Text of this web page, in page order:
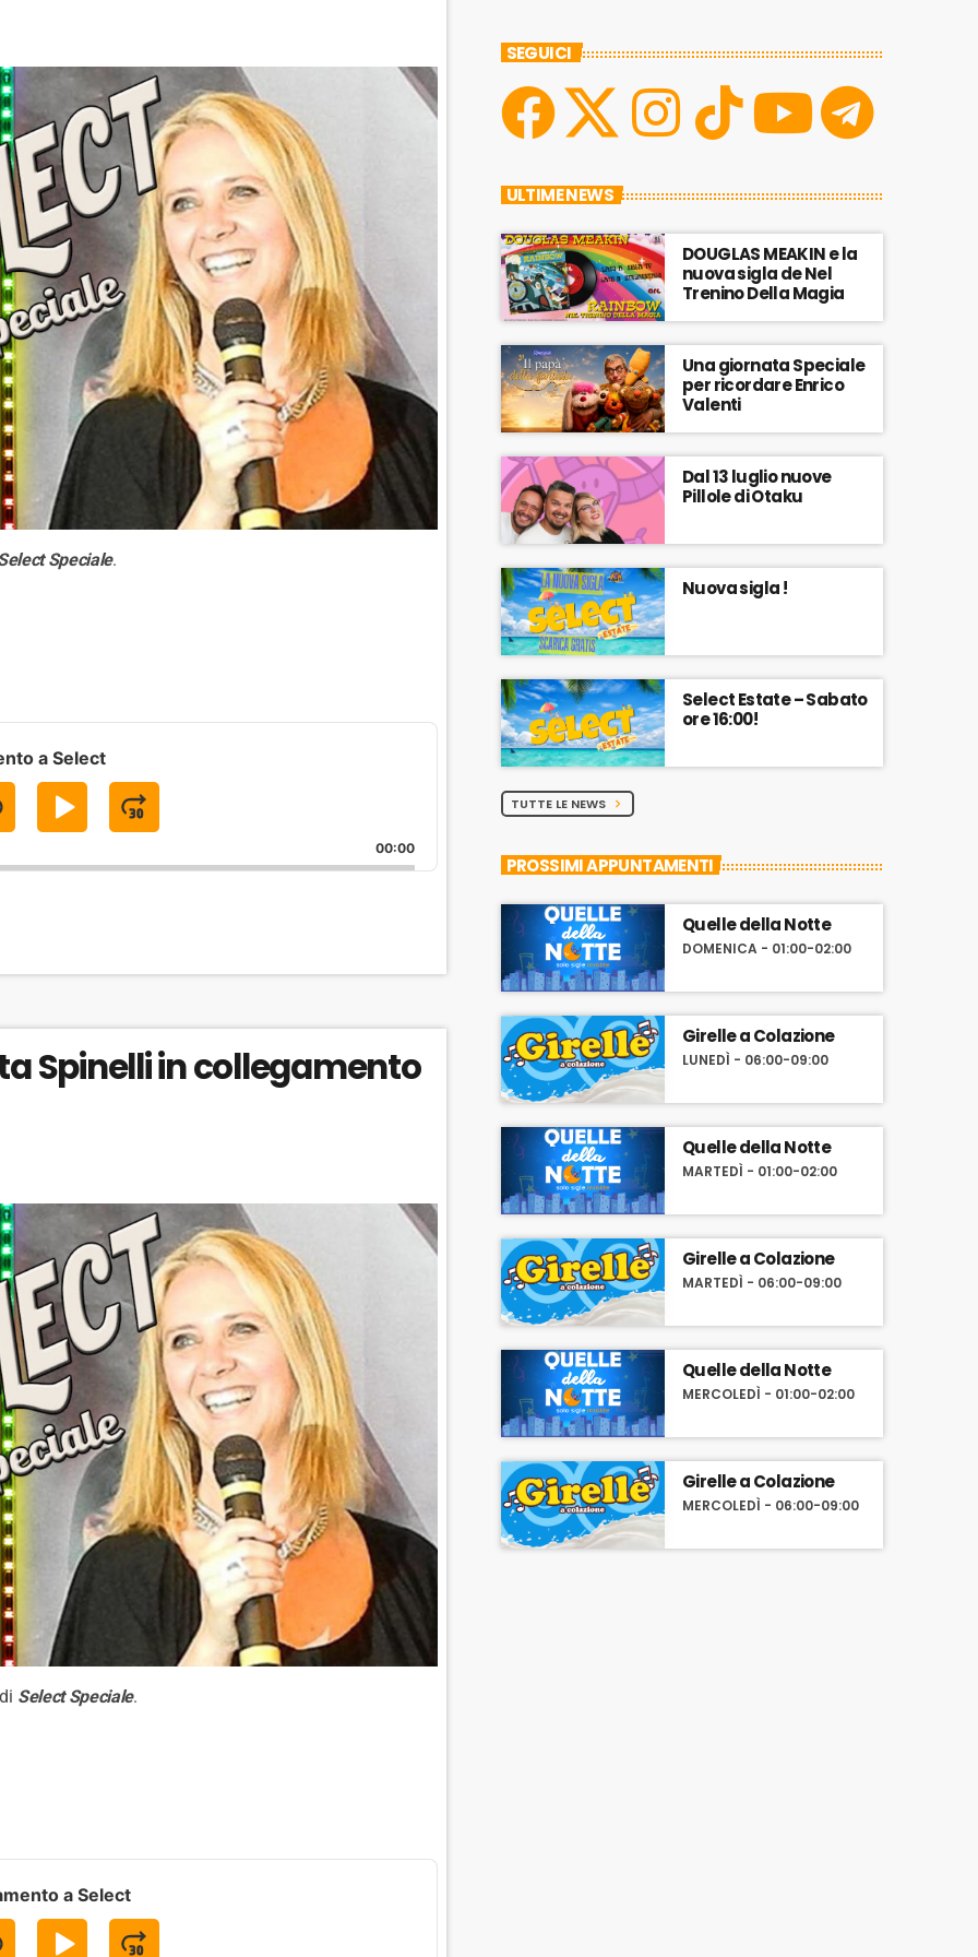
Speciale.
a Select
P
A
A
S
E
J
M
O
W
A
00:00
Spinelli in collegamento
Select Speciale.
a Select
SEGUICI
ULTIME NEWS
DOUGLAS MEAKIN e la
nuova sigla de Nel
Trenino Della Magia
Una giornata Speciale
per ricordare Enrico
Valenti
Dal 13 luglio nuove
Pillole di Otaku
Nuova sigla !
Select Estate – Sabato
ore 16:00!
TUTTE LE NEWS chevron_right
PROSSIMI APPUNTAMENTI
Quelle della Notte
DOMENICA - 01:00-02:00
Girelle a Colazione
LUNEDÌ - 06:00-09:00
Quelle della Notte
MARTEDÌ - 01:00-02:00
Girelle a Colazione
MARTEDÌ - 06:00-09:00
Quelle della Notte
MERCOLEDÌ - 01:00-02:00
Girelle a Colazione
MERCOLEDÌ - 06:00-09:00